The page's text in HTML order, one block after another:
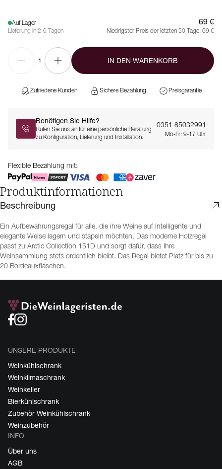
Auf Lager
Lieferung in 2-6 Tagen
69 €
Niedrigster Preis der letzten 30 Tage: 69 €
1 IN DEN WARENKORB
Zufriedene Kunden Sichere Bezahlung Preisgarantie
Benötigen Sie Hilfe?
Rufen Sie uns an für eine persönliche Beratung
zu Konfiguration, Lieferung und Installation.
0351 85032991
Mo-Fr: 9-17 Uhr
Flexible Bezahlung mit:
Produktinformationen
Beschreibung
Ein Aufbewahrungsregal für alle, die ihre Weine auf intelligente und
elegante Weise lagern und stapeln möchten. Das moderne Holzregal
passt zu Arctic Collection 151D und sorgt dafür, dass Ihre
Weinsammlung stets ordentlich bleibt. Das Regal bietet Platz für bis zu
20 Bordeauxflaschen.
UNSERE PRODUKTE
Weinkühlschrank
Weinklimaschrank
Weinkeller
Bierkühlschrank
Zubehör Weinkühlschrank
Weinzubehör
INFO
Über uns
AGB